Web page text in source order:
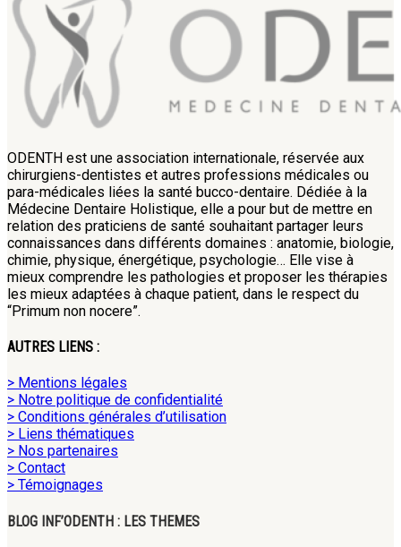
ODENTH est une association internationale, réservée aux
chirurgiens-dentistes et autres professions médicales ou
para-médicales liées la santé bucco-dentaire. Dédiée à la
Médecine Dentaire Holistique, elle a pour but de mettre en
relation des praticiens de santé souhaitant partager leurs
connaissances dans différents domaines : anatomie, biologie,
chimie, physique, énergétique, psychologie… Elle vise à
mieux comprendre les pathologies et proposer les thérapies
les mieux adaptées à chaque patient, dans le respect du
“Primum non nocere”.
AUTRES LIENS :
> Mentions légales
> Notre politique de confidentialité
> Conditions générales d’utilisation
> Liens thématiques
> Nos partenaires
> Contact
> Témoignages
BLOG INF’ODENTH : LES THEMES